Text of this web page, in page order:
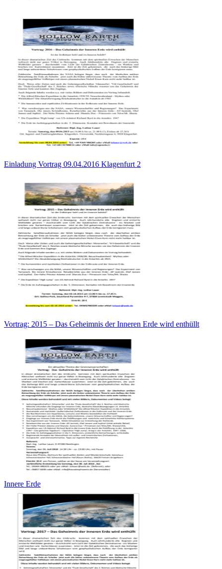
Einladung Vortrag 09.04.2016 Klagenfurt 2
Vortrag: 2015 – Das Geheimnis der Inneren Erde wird enthüllt
Innere Erde